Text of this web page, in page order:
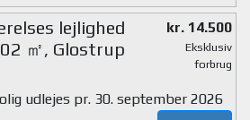
lejlighed
㎡, Glostrup
kr. 14.500
Eksklusiv
forbrug
udlejes pr. 30. september 2026